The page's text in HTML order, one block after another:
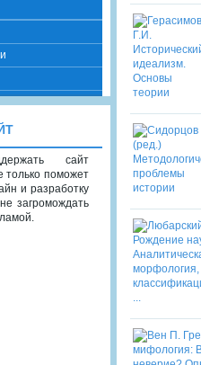
сайт
только поможет
и разработку
загромождать